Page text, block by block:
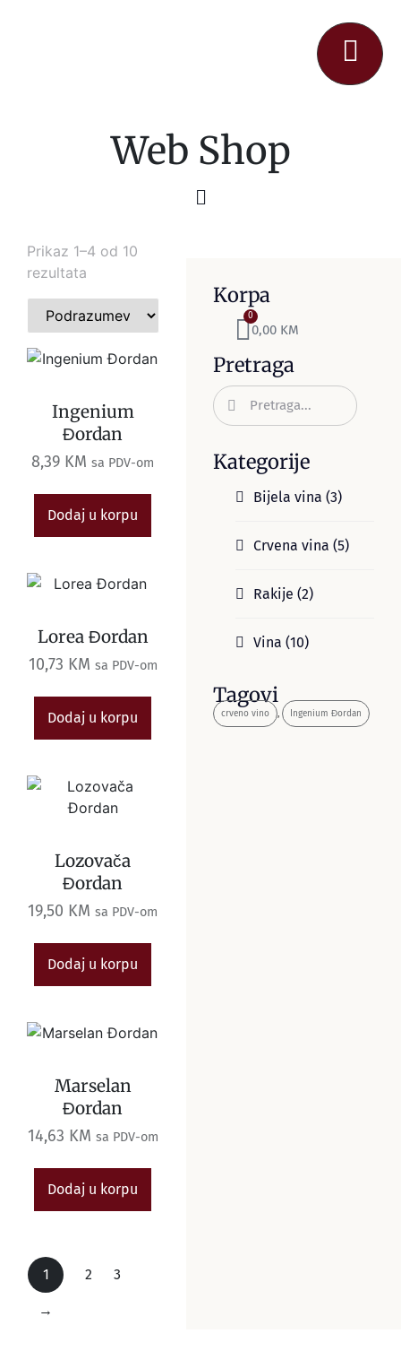
Web Shop
Korpa
0,00 KM
0
Pretraga
Kategorije
Bijela vina (3)
Crvena vina (5)
Rakije (2)
Vina (10)
Tagovi
crveno vino , Ingenium Đordan
Prikaz 1–4 od 10
rezultata
Ingenium
Đordan
8,39 KM sa PDV-om
Dodaj u korpu
Lorea Đordan
10,73 KM sa PDV-om
Dodaj u korpu
Lozovača
Đordan
19,50 KM sa PDV-om
Dodaj u korpu
Marselan
Đordan
14,63 KM sa PDV-om
Dodaj u korpu
1 2 3
→